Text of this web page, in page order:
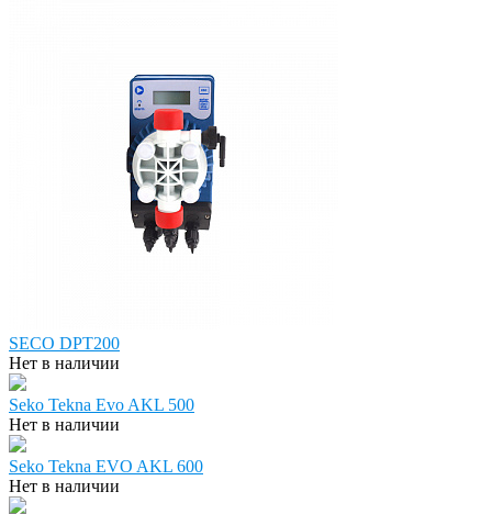
SECO DPT200
Нет в наличии
Seko Tekna Evo AKL 500
Нет в наличии
Seko Tekna EVO AKL 600
Нет в наличии